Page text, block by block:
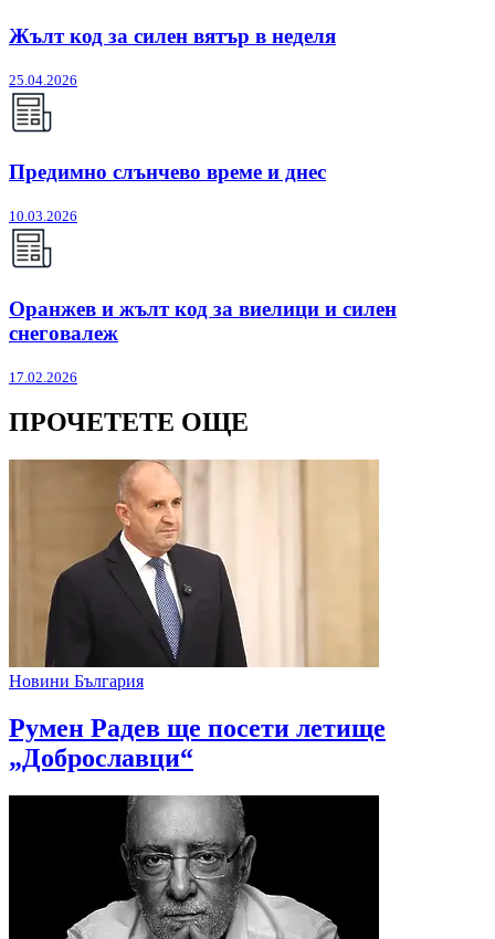
Жълт код за силен вятър в неделя
25.04.2026
Предимно слънчево време и днес
10.03.2026
Оранжев и жълт код за виелици и силен
снеговалеж
17.02.2026
ПРОЧЕТЕТЕ ОЩЕ
Новини България
Румен Радев ще посети летище
„Доброславци“